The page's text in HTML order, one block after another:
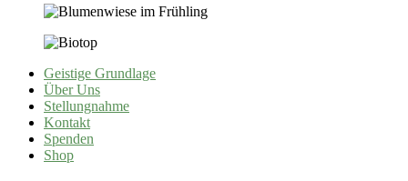
Geistige Grundlage
Über Uns
Stellungnahme
Kontakt
Spenden
Shop